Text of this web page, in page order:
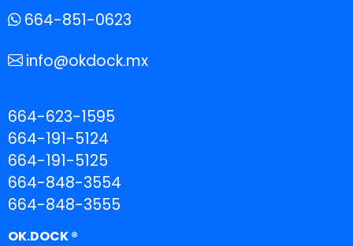
664-851-0623
info@okdock.mx
664-623-1595
664-191-5124
664-191-5125
664-848-3554
664-848-3555
OK.DOCK ®